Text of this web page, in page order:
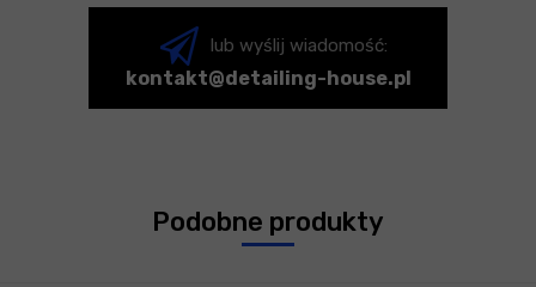
lub wyślij wiadomość:
kontakt@detailing-house.pl
Podobne produkty